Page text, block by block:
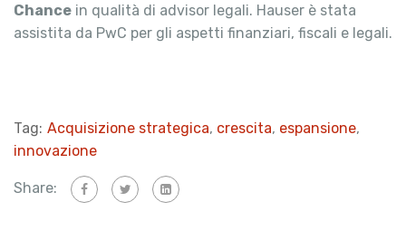
Chance in qualità di advisor legali. Hauser è stata
assistita da PwC per gli aspetti finanziari, fiscali e legali.
Tag: Acquisizione strategica, crescita, espansione,
innovazione
Share: